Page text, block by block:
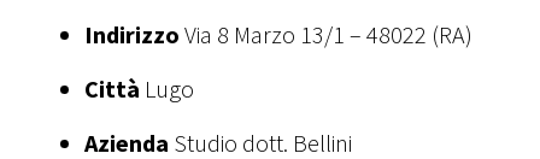
Indirizzo Via 8 Marzo 13/1 – 48022 (RA)
Città Lugo
Azienda Studio dott. Bellini